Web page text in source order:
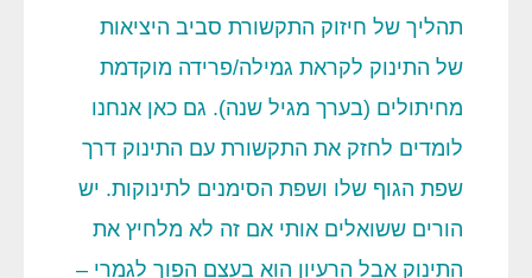
תהליך של חיזוק התקשורת סביב היציאות
של התינוק לקראת גמילה/פרידה מוקדמת
מחיתולים (בערך מגיל שנה). גם כאן אנחנו
לומדים לחזק את התקשורת עם התינוק דרך
שפת הגוף שלו ושפת הסימנים לתינוקות. יש
הורים ששואלים אותי אם זה לא מלחיץ את
התינוק אבל הרעיון הוא בעצם הפוך לגמרי –